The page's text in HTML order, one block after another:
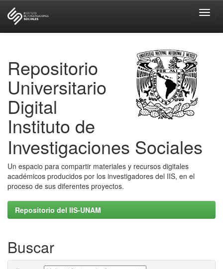
Repositorio
Universitario
Digital
Instituto de
Investigaciones Sociales
Un espacio para compartir materiales y recursos digitales
académicos producidos por los investigadores del IIS, en el
proceso de sus diferentes proyectos.
Repositorio del IIS-UNAM
Buscar